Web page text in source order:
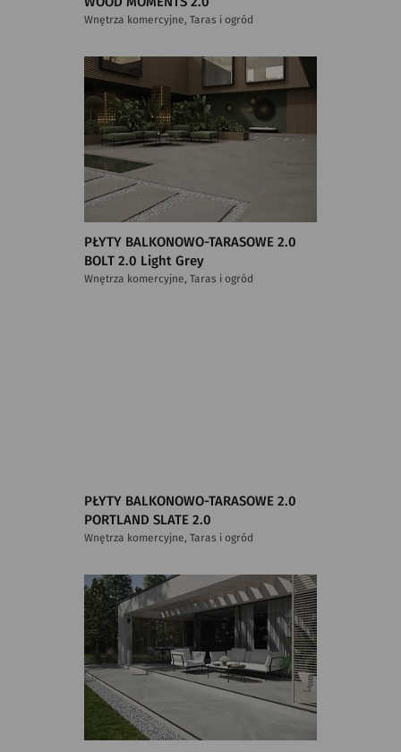
Wnętrza komercyjne, Taras i ogród
PŁYTY BALKONOWO-TARASOWE 2.0
BOLT 2.0 Light Grey
Wnętrza komercyjne, Taras i ogród
PŁYTY BALKONOWO-TARASOWE 2.0
PORTLAND SLATE 2.0
Wnętrza komercyjne, Taras i ogród